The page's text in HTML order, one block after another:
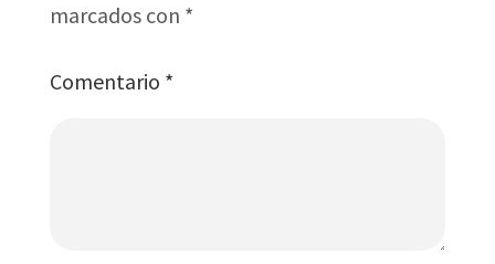
marcados con *
Comentario *